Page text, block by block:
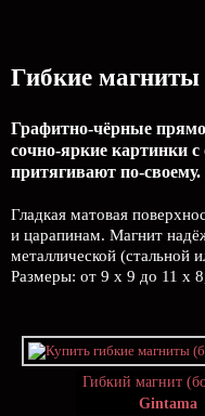
Гибкие
Графитно-чёрные
сочно-яркие картинки
притягивают по-своему.
Гладкая матовая
и царапинам. Магнит
металлической (стальной
Размеры: от 9 х 9 до 11 х
Гибкий магнит
Gintama